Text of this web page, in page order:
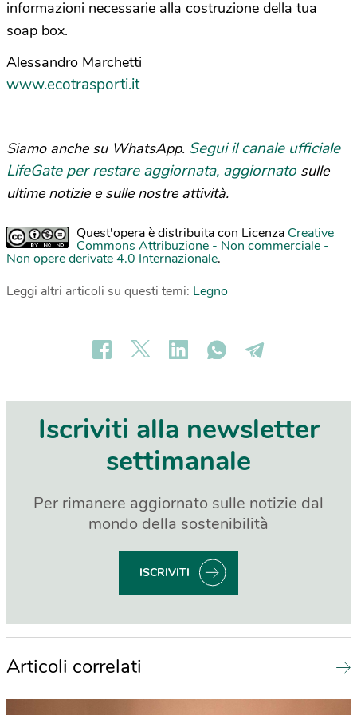
informazioni necessarie alla costruzione della tua
soap box.
Alessandro Marchetti
www.ecotrasporti.it
Siamo anche su WhatsApp. Segui il canale ufficiale
LifeGate per restare aggiornata, aggiornato sulle
ultime notizie e sulle nostre attività.
Quest'opera è distribuita con Licenza Creative
Commons Attribuzione - Non commerciale -
Non opere derivate 4.0 Internazionale.
Leggi altri articoli su questi temi: Legno
Iscriviti alla newsletter
settimanale
Per rimanere aggiornato sulle notizie dal
mondo della sostenibilità
ISCRIVITI
Articoli correlati